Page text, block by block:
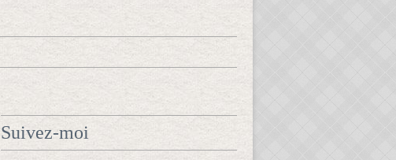
Suivez-moi